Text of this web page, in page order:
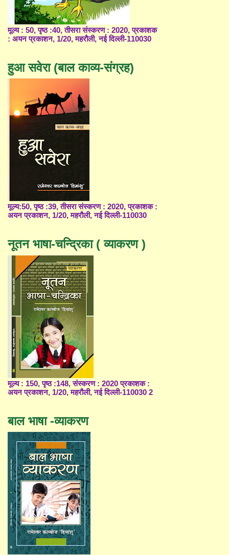
मूल्य : 50, पृष्ठ :40, तीसरा संस्करण : 2020, प्रकाशक
: अयन प्रकाशन, 1/20, महरौली, नई दिल्ली-110030
हुआ सवेरा (बाल काव्य-संग्रह)
मूल्य:50, पृष्ठ :39, तीसरा संस्करण : 2020, प्रकाशक :
अयन प्रकाशन, 1/20, महरौली, नई दिल्ली-110030
नूतन भाषा-चन्द्रिका ( व्याकरण )
मूल्य : 150, पृष्ठ :148, संस्करण : 2020 प्रकाशक :
अयन प्रकाशन, 1/20, महरौली, नई दिल्ली-110030 2
बाल भाषा -व्याकरण